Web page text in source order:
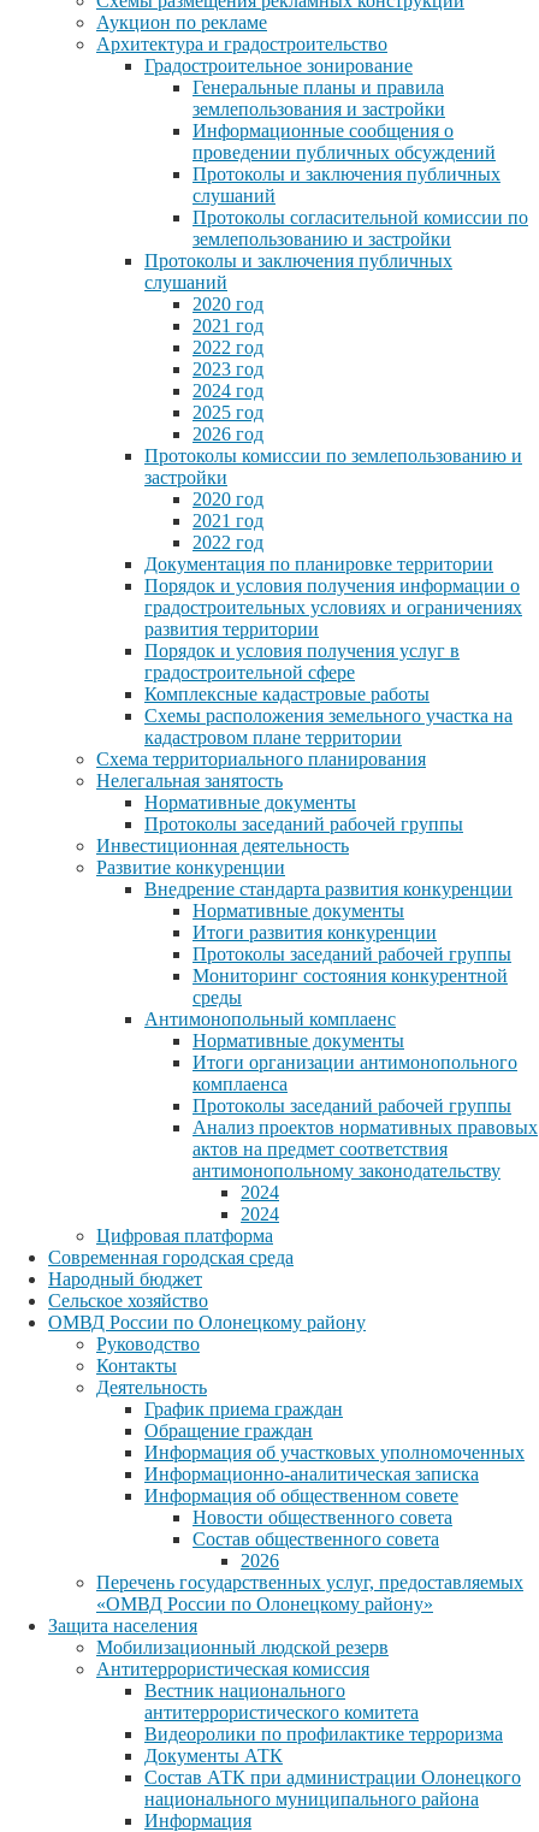
Аукцион по рекламе
Архитектура и градостроительство
Градостроительное зонирование
Генеральные планы и правила
землепользования и застройки
Информационные сообщения о
проведении публичных обсуждений
Протоколы и заключения публичных
слушаний
Протоколы согласительной комиссии по
землепользованию и застройки
Протоколы и заключения публичных
слушаний
2020 год
2021 год
2022 год
2023 год
2024 год
2025 год
2026 год
Протоколы комиссии по землепользованию и
застройки
2020 год
2021 год
2022 год
Документация по планировке территории
Порядок и условия получения информации о
градостроительных условиях и ограничениях
развития территории
Порядок и условия получения услуг в
градостроительной сфере
Комплексные кадастровые работы
Схемы расположения земельного участка на
кадастровом плане территории
Схема территориального планирования
Нелегальная занятость
Нормативные документы
Протоколы заседаний рабочей группы
Инвестиционная деятельность
Развитие конкуренции
Внедрение стандарта развития конкуренции
Нормативные документы
Итоги развития конкуренции
Протоколы заседаний рабочей группы
Мониторинг состояния конкурентной
среды
Антимонопольный комплаенс
Нормативные документы
Итоги организации антимонопольного
комплаенса
Протоколы заседаний рабочей группы
Анализ проектов нормативных правовых
актов на предмет соответствия
антимонопольному законодательству
2024
2024
Цифровая платформа
Современная городская среда
Народный бюджет
Сельское хозяйство
ОМВД России по Олонецкому району
Руководство
Контакты
Деятельность
График приема граждан
Обращение граждан
Информация об участковых уполномоченных
Информационно-аналитическая записка
Информация об общественном совете
Новости общественного совета
Состав общественного совета
2026
Перечень государственных услуг, предоставляемых
«ОМВД России по Олонецкому району»
Защита населения
Мобилизационный людской резерв
Антитеррористическая комиссия
Вестник национального
антитеррористического комитета
Видеоролики по профилактике терроризма
Документы АТК
Состав АТК при администрации Олонецкого
национального муниципального района
Информация